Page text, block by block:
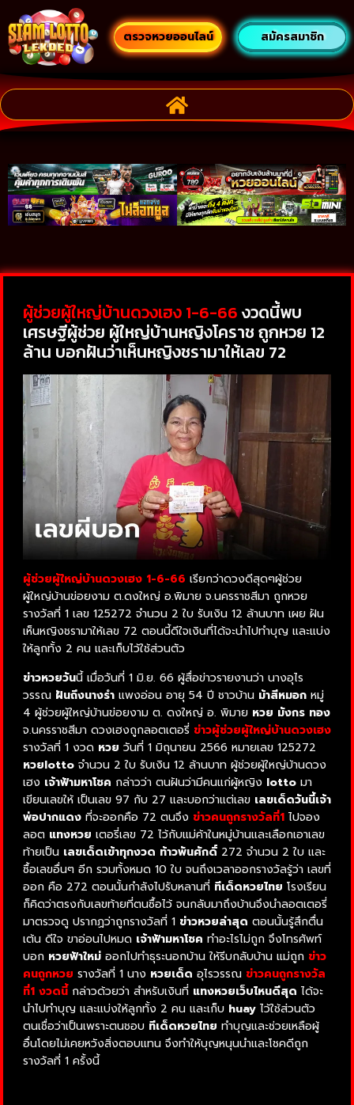
ตรวจหวยออนไลน์ สมัครสมาชิก
ผู้ช่วยผู้ใหญ่บ้านดวงเฮง 1-6-66งวดนี้พบ
เศรษฐีผู้ช่วย ผู้ใหญ่บ้านหญิงโคราช ถูกหวย 12
ล้าน บอกฝันว่าเห็นหญิงชรามาให้เลข 72
ผู้ช่วยผู้ใหญ่บ้านดวงเฮง 1-6-66 เรียกว่าดวงดีสุดๆผู้ช่วย
ผู้ใหญ่บ้านข่อยงาม ต.ดงใหญ่ อ.พิมาย จ.นครราชสีมา ถูกหวย
รางวัลที่ 1 เลข 125272 จำนวน 2 ใบ รับเงิน 12 ล้านบาท เผย ฝัน
เห็นหญิงชรามาให้เลข 72 ตอนนี้ดีใจเงินที่ได้จะนำไปทำบุญ และแบ่ง
ให้ลูกทั้ง 2 คน และเก็บไว้ใช้ส่วนตัว
ข่าวหวยวันนี้ เมื่อวันที่ 1 มิ.ย. 66 ผู้สื่อข่าวรายงานว่า นางอุไร
วรรณ ฝันถึงนางรำ แพงอ่อน อายุ 54 ปี ชาวบ้าน ม้าสีหมอก หมู่
4 ผู้ช่วยผู้ใหญ่บ้านข่อยงาม ต. ดงใหญ่ อ. พิมาย หวย มังกร ทอง
จ.นครราชสีมา ดวงเฮงถูกลอตเตอรี่ ข่าวผู้ช่วยผู้ใหญ่บ้านดวงเฮง
รางวัลที่ 1 งวด หวย วันที่ 1 มิถุนายน 2566 หมายเลข 125272
หวยlotto จำนวน 2 ใบ รับเงิน 12 ล้านบาท ผู้ช่วยผู้ใหญ่บ้านดวง
เฮง เจ้าฟ้ามหาโชค กล่าวว่า ตนฝันว่ามีคนแก่ผู้หญิง lotto มา
เขียนเลขให้ เป็นเลข 97 กับ 27 และบอกว่าแต่เลข เลขเด็ดวันนี้เจ้า
พ่อปากแดง ที่จะออกคือ 72 ตนจึง ข่าวคนถูกรางวัลที่1 ไปจอง
ลอต แทงหวย เตอรี่เลข 72 ไว้กับแม่ค้าในหมู่บ้านและเลือกเอาเลข
ท้ายเป็น เลขเด็ดเข้าทุกงวด ท้าวพันศักดิ์ 272 จำนวน 2 ใบ และ
ซื้อเลขอื่นๆ อีก รวมทั้งหมด 10 ใบ จนถึงเวลาออกรางวัลรู้ว่า เลขที่
ออก คือ 272 ตอนนั้นกำลังไปรับหลานที่ ทีเด็ดหวยไทย โรงเรียน
ก็คิดว่าตรงกับเลขท้ายที่ตนซื้อไว้ จนกลับมาถึงบ้านจึงนำลอตเตอรี่
มาตรวจดู ปรากฏว่าถูกรางวัลที่ 1 ข่าวหวยล่าสุด ตอนนั้นรู้สึกตื่น
เต้น ดีใจ ขาอ่อนไปหมด เจ้าฟ้ามหาโชค ทำอะไรไม่ถูก จึงโทรศัพท์
บอก หวยฟ้าใหม่ ออกไปทำธุระนอกบ้าน ให้รีบกลับบ้าน แม่ถูก ข่าว
คนถูกหวย รางวัลที่ 1 นาง หวยเด็ด อุไรวรรณ ข่าวคนถูกรางวัล
ที่1 งวดนี้ กล่าวด้วยว่า สำหรับเงินที่ แทงหวยเว็บไหนดีสุด ได้จะ
นำไปทำบุญ และแบ่งให้ลูกทั้ง 2 คน และเก็บ huay ไว้ใช้ส่วนตัว
ตนเชื่อว่าเป็นเพราะตนชอบ ทีเด็ดหวยไทย ทำบุญและช่วยเหลือผู้
อื่นโดยไม่เคยหวังสิ่งตอบแทน จึงทำให้บุญหนุนนำและโชคดีถูก
รางวัลที่ 1 ครั้งนี้